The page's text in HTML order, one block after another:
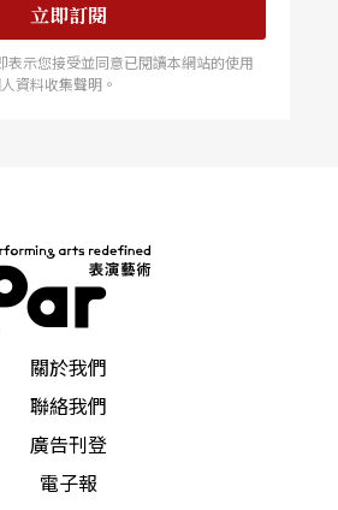
立即訂閱
表示您接受並同意已閱讀本網站的使用
資料收集聲明。
關於我們
聯絡我們
廣告刊登
電子報